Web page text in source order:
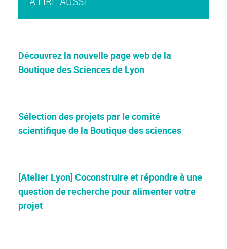
Découvrez la nouvelle page web de la
Boutique des Sciences de Lyon
Sélection des projets par le comité
scientifique de la Boutique des sciences
[Atelier Lyon] Coconstruire et répondre à une
question de recherche pour alimenter votre
projet